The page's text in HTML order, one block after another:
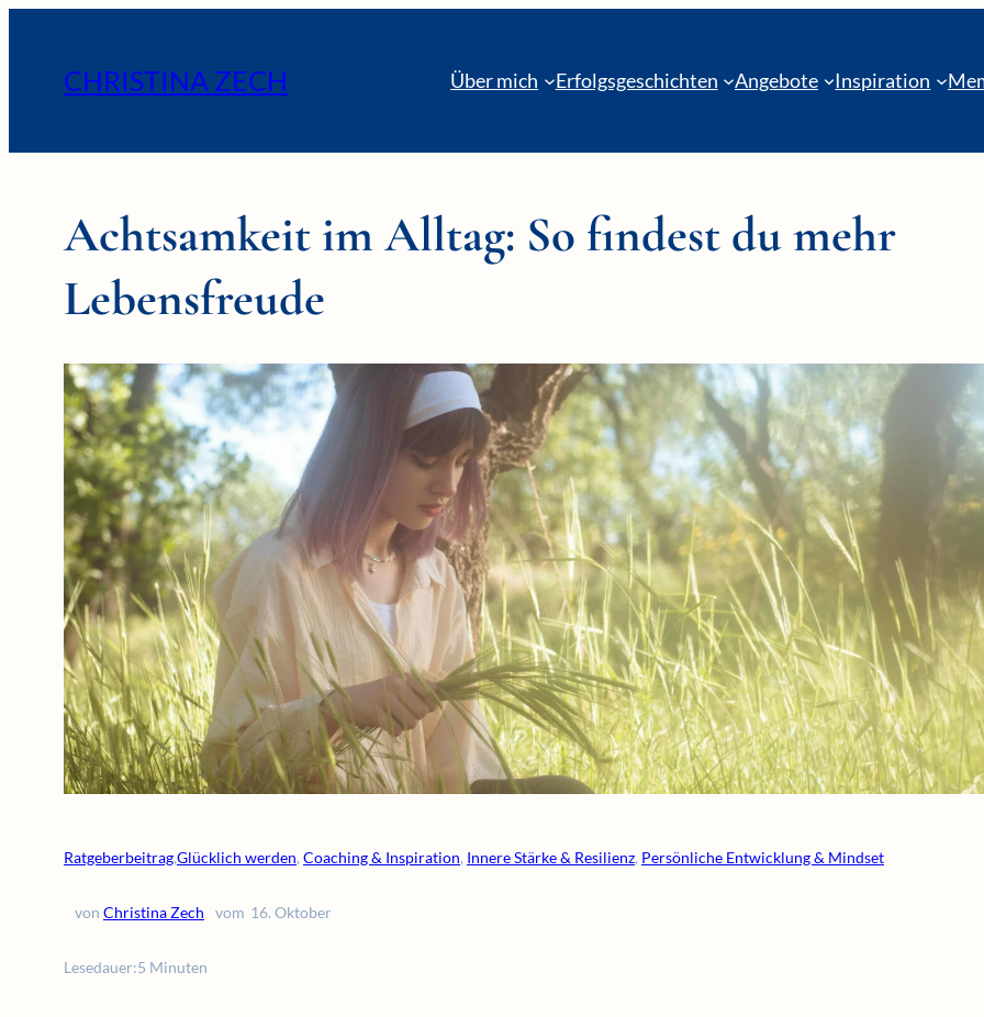
CHRISTINA ZECH Über mich Erfolgsgeschichten Angebote Inspiration
Achtsamkeit im Alltag: So findest du mehr
Lebensfreude
Ratgeberbeitrag,Glücklich werden, Coaching & Inspiration, Innere Stärke & Resilienz, Persönliche Entwicklung & Mindset
von Christina Zech vom 16. Oktober
Lesedauer:5 Minuten